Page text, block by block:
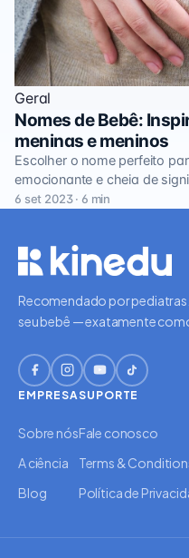
Geral
Nomes de Bebê:
meninas e meninos
Escolher o nome perfeito
emocionante e cheia de
6 set 2023 · 6 min
Recomendado por
seu bebê — exatamente
EMPRESA
Sobre nós
A ciência
Blog
SUPORTE
Fale conosco
Terms &
Política de